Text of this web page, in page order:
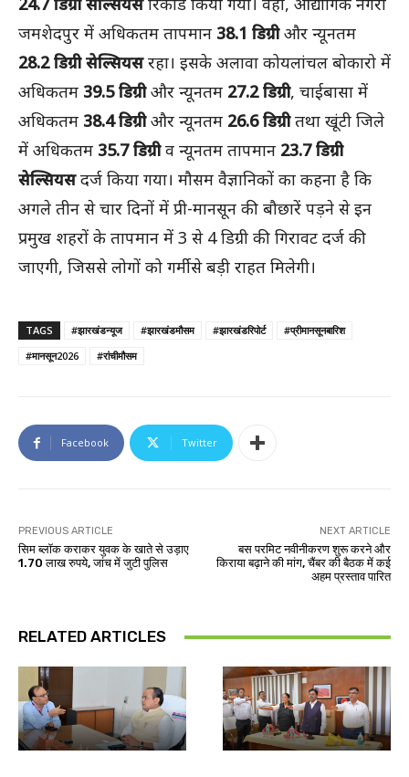
जमशेदपुर में अधिकतम तापमान 38.1 डिग्रीऔर न्यूनतम
28.2 डिग्री सेल्सियसरहा। इसके अलावा कोयलांचल बोकारो में
अधिकतम 39.5 डिग्रीऔर न्यूनतम 27.2 डिग्री, चाईबासा में
अधिकतम 38.4 डिग्रीऔर न्यूनतम 26.6 डिग्रीतथा खूंटी जिले
में अधिकतम 35.7 डिग्रीव न्यूनतम तापमान 23.7 डिग्री
सेल्सियसदर्ज किया गया। मौसम वैज्ञानिकों का कहना है कि
अगले तीन से चार दिनों में प्री-मानसून की बौछारें पड़ने से इन
प्रमुख शहरों के तापमान में 3 से 4 डिग्री की गिरावट दर्ज की
जाएगी, जिससे लोगों को गर्मी से बड़ी राहत मिलेगी।
TAGS #झारखंडन्यूज #झारखंडमौसम #झारखंडरिपोर्ट
#प्रीमानसूनबारिश
#मानसून2026
#रांचीमौसम
Facebook Twitter
PREVIOUS ARTICLE
सिम ब्लॉक कराकर युवक के खाते से उड़ाए
1.70 लाख रुपये, जांच में जुटी पुलिस
NEXT ARTICLE
बस परमिट नवीनीकरण शुरू करने और
किराया बढ़ाने की मांग, चैंबर की बैठक में कई
अहम प्रस्ताव पारित
RELATED ARTICLES